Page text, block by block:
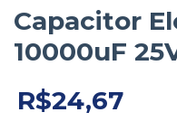
Capacitor
10000uF
R$24,67